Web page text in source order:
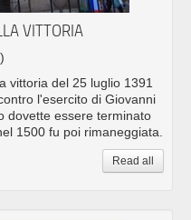
VITTORIA
vittoria del 25 luglio 1391
l'esercito di Giovanni
dovette essere terminato
1500 fu poi rimaneggiata.
Read all